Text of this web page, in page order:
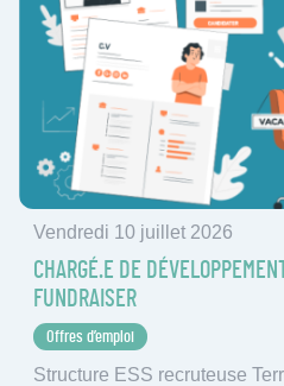
Vendredi 10 juillet 2026
CHARGÉ.E DE
FUNDRAISER
Offres d’emploi
Structure ESS recruteuse